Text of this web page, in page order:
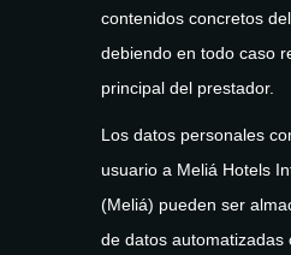
contenidos concretos
debiendo en todo caso
principal del prestador.
Los datos personales
usuario a Meliá Hotels
(Meliá) pueden ser
de datos automatizadas